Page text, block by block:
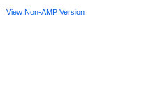
View Non-AMP Version